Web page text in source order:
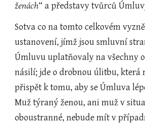
ženách“ a představy tvůrců
Sotva co na tomto celkovém
ustanovení, jímž jsou smluvní
Úmluvu uplatňovaly na všechny
násilí; jde o drobnou úlitbu, která
přispět k tomu, aby se Úmluva
Muž týraný ženou, ani muž v
oboustranné, nebude mít v